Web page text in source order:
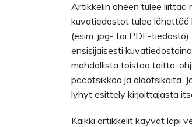
Artikkelin oheen tulee liittää
kuvatiedostot tulee lähettää
(esim. jpg- tai PDF-
ensisijaisesti
mahdollista toistaa taitto-
pääotsikkoa ja alaotsikoita.
lyhyt esittely kirjoittajasta
Kaikki artikkelit käyvät läpi